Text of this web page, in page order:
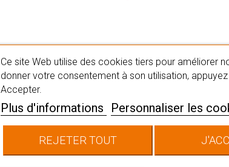
Ce site Web utilise des cookies tiers pour améliorer
donner votre consentement à son utilisation,
Accepter.
Plus d'informations Personnaliser les
REJETER TOUT